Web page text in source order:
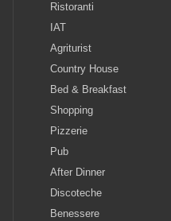
Ristoranti
IAT
Agriturist
Country House
Bed & Breakfast
Shopping
Pizzerie
Pub
After Dinner
Discoteche
Benessere